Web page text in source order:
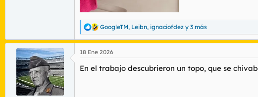
R
e
a
c
i
GoogleTM, Leibn, ignaciofdez y 3 más
18 Ene 2026
En el trabajo descubrieron un topo, que se